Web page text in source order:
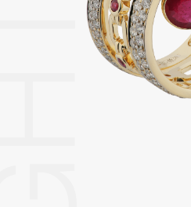
Изделия с бриллиантами
других камней.
3. Ни в коем случае не храните
Особенно беречь от
позолоченные изделия. Также
переносят жемчуг, бирюза,